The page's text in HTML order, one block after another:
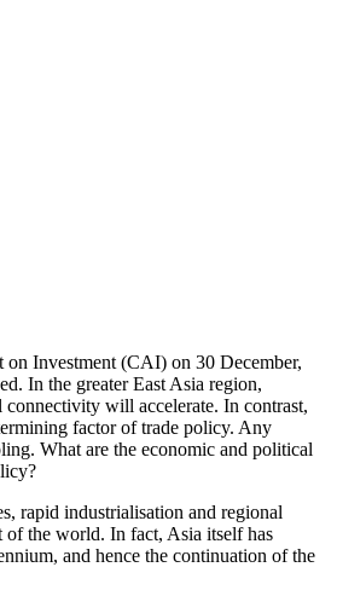
Investment (CAI) on 30 December,
In the greater East Asia region,
will accelerate. In contrast,
factor of trade policy. Any
What are the economic and political
rapid industrialisation and regional
of the world. In fact, Asia itself has
and hence the continuation of the